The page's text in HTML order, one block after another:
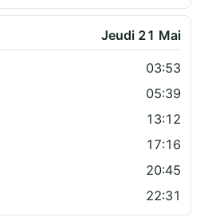
Jeudi 21 Mai
03:53
05:39
13:12
17:16
20:45
22:31